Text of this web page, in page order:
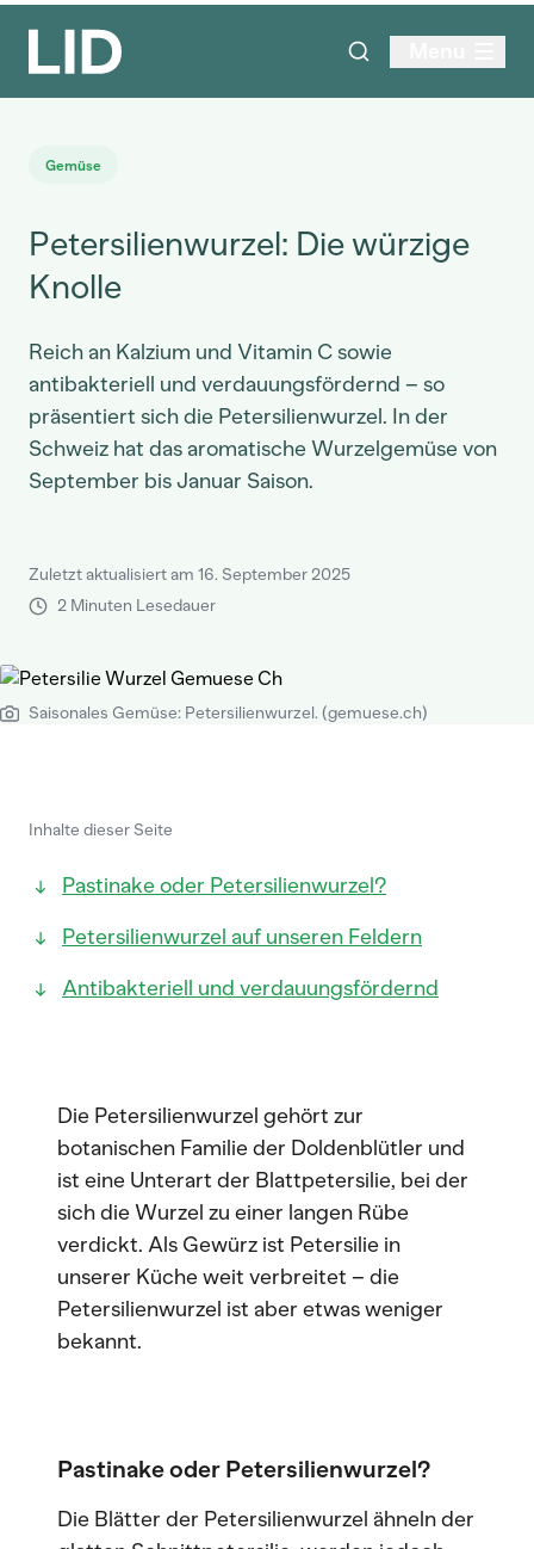
Gemüse
Petersilienwurzel: Die würzige
Knolle
Reich an Kalzium und Vitamin C sowie
antibakteriell und verdauungsfördernd – so
präsentiert sich die Petersilienwurzel. In der
Schweiz hat das aromatische Wurzelgemüse von
September bis Januar Saison.
Zuletzt aktualisiert am 16. September 2025
2 Minuten Lesedauer
Saisonales Gemüse: Petersilienwurzel. (gemuese.ch)
Inhalte dieser Seite
Pastinake oder Petersilienwurzel?
Petersilienwurzel auf unseren Feldern
Antibakteriell und verdauungsfördernd
Die Petersilienwurzel gehört zur
botanischen Familie der Doldenblütler und
ist eine Unterart der Blattpetersilie, bei der
sich die Wurzel zu einer langen Rübe
verdickt. Als Gewürz ist Petersilie in
unserer Küche weit verbreitet – die
Petersilienwurzel ist aber etwas weniger
bekannt.
Pastinake oder Petersilienwurzel?
Die Blätter der Petersilienwurzel ähneln der